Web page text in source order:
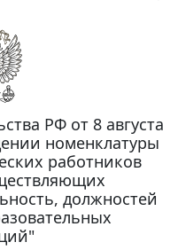
РФ от 8 августа
номенклатуры
работников
должностей